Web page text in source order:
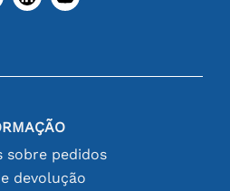
sobre pedidos
devolução